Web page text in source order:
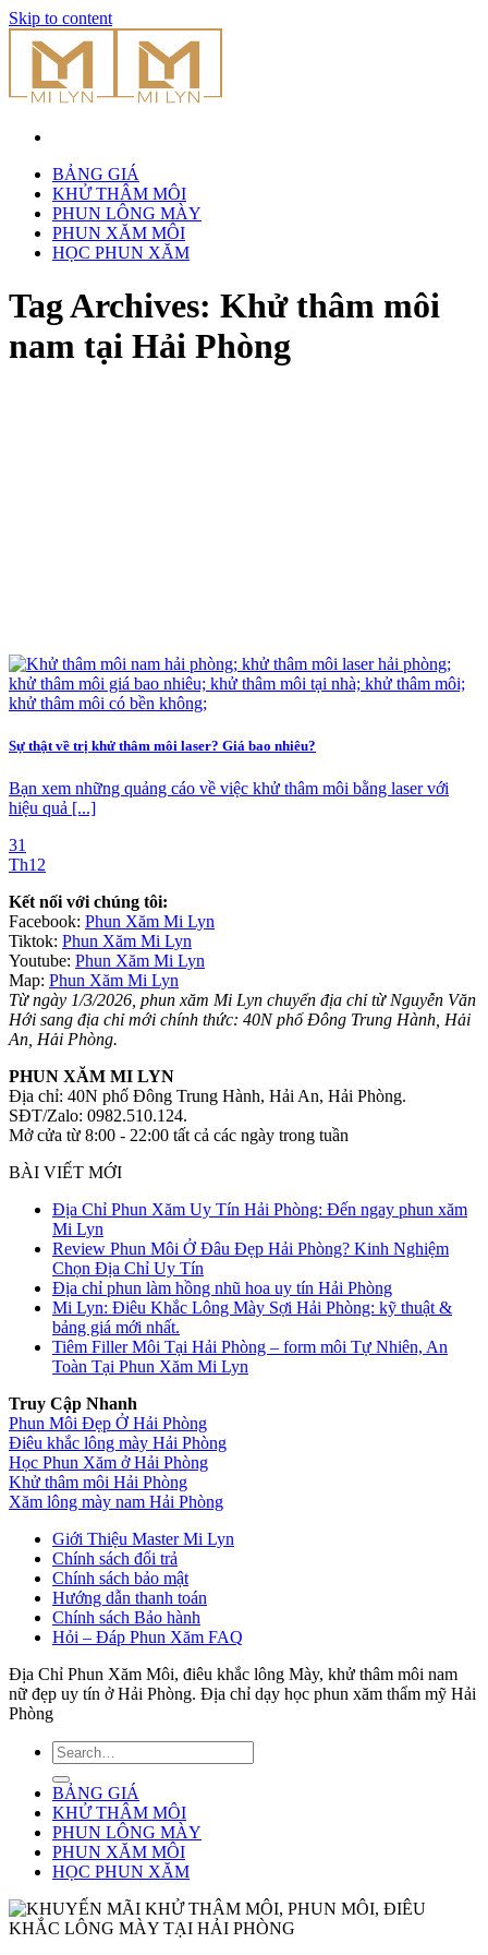
Skip to content
BẢNG GIÁ
KHỬ THÂM MÔI
PHUN LÔNG MÀY
PHUN XĂM MÔI
HỌC PHUN XĂM
Tag Archives: Khử thâm môi
nam tại Hải Phòng
Sự thật về trị khử thâm môi laser? Giá bao nhiêu?
Bạn xem những quảng cáo về việc khử thâm môi bằng laser với
hiệu quả [...]
31
Th12
Kết nối với chúng tôi:
Facebook: Phun Xăm Mi Lyn
Tiktok: Phun Xăm Mi Lyn
Youtube: Phun Xăm Mi Lyn
Map: Phun Xăm Mi Lyn
Từ ngày 1/3/2026, phun xăm Mi Lyn chuyển địa chỉ từ Nguyễn Văn
Hới sang địa chỉ mới chính thức: 40N phố Đông Trung Hành, Hải
An, Hải Phòng.
PHUN XĂM MI LYN
Địa chỉ: 40N phố Đông Trung Hành, Hải An, Hải Phòng.
SĐT/Zalo: 0982.510.124.
Mở cửa từ 8:00 - 22:00 tất cả các ngày trong tuần
BÀI VIẾT MỚI
Địa Chỉ Phun Xăm Uy Tín Hải Phòng: Đến ngay phun xăm
Mi Lyn
Review Phun Môi Ở Đâu Đẹp Hải Phòng? Kinh Nghiệm
Chọn Địa Chỉ Uy Tín
Địa chỉ phun làm hồng nhũ hoa uy tín Hải Phòng
Mi Lyn: Điêu Khắc Lông Mày Sợi Hải Phòng: kỹ thuật &
bảng giá mới nhất.
Tiêm Filler Môi Tại Hải Phòng – form môi Tự Nhiên, An
Toàn Tại Phun Xăm Mi Lyn
Truy Cập Nhanh
Phun Môi Đẹp Ở Hải Phòng
Điêu khắc lông mày Hải Phòng
Học Phun Xăm ở Hải Phòng
Khử thâm môi Hải Phòng
Xăm lông mày nam Hải Phòng
Giới Thiệu Master Mi Lyn
Chính sách đổi trả
Chính sách bảo mật
Hướng dẫn thanh toán
Chính sách Bảo hành
Hỏi – Đáp Phun Xăm FAQ
Địa Chỉ Phun Xăm Môi, điêu khắc lông Mày, khử thâm môi nam
nữ đẹp uy tín ở Hải Phòng. Địa chỉ dạy học phun xăm thẩm mỹ Hải
Phòng
BẢNG GIÁ
KHỬ THÂM MÔI
PHUN LÔNG MÀY
PHUN XĂM MÔI
HỌC PHUN XĂM